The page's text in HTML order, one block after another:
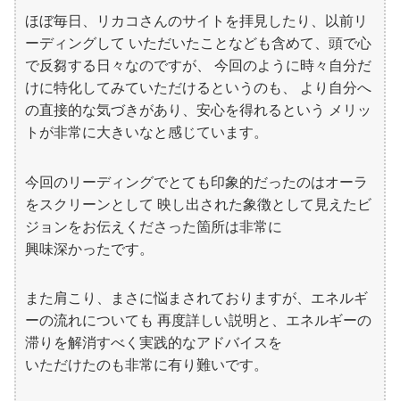
ほぼ毎日、リカコさんのサイトを拝見したり、以前リ
ーディングして いただいたことなども含めて、頭で心
で反芻する日々なのですが、 今回のように時々自分だ
けに特化してみていただけるというのも、 より自分へ
の直接的な気づきがあり、安心を得れるという メリッ
トが非常に大きいなと感じています。
今回のリーディングでとても印象的だったのはオーラ
をスクリーンとして 映し出された象徴として見えたビ
ジョンをお伝えくださった箇所は非常に
興味深かったです。
また肩こり、まさに悩まされておりますが、エネルギ
ーの流れについても 再度詳しい説明と、エネルギーの
滞りを解消すべく実践的なアドバイスを
いただけたのも非常に有り難いです。